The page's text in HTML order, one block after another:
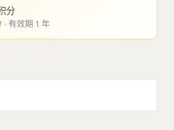
分
· 有效期 1 年